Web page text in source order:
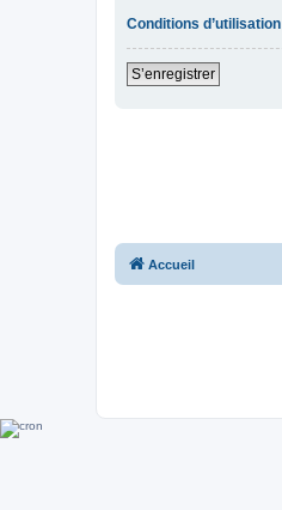
Conditions d’utilisation
S’enregistrer
Accueil